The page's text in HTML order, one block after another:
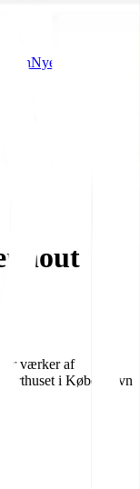
Nye
værker af
i København